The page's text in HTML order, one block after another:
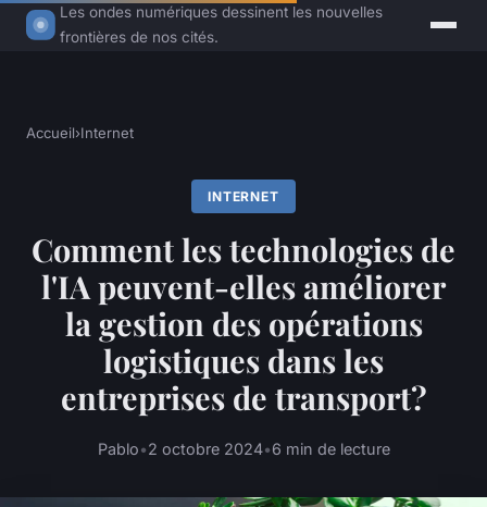
Les ondes numériques dessinent les nouvelles
frontières de nos cités.
Accueil›Internet
INTERNET
Comment les technologies de
l'IA peuvent-elles améliorer
la gestion des opérations
logistiques dans les
entreprises de transport?
Pablo•2 octobre 2024•6 min de lecture